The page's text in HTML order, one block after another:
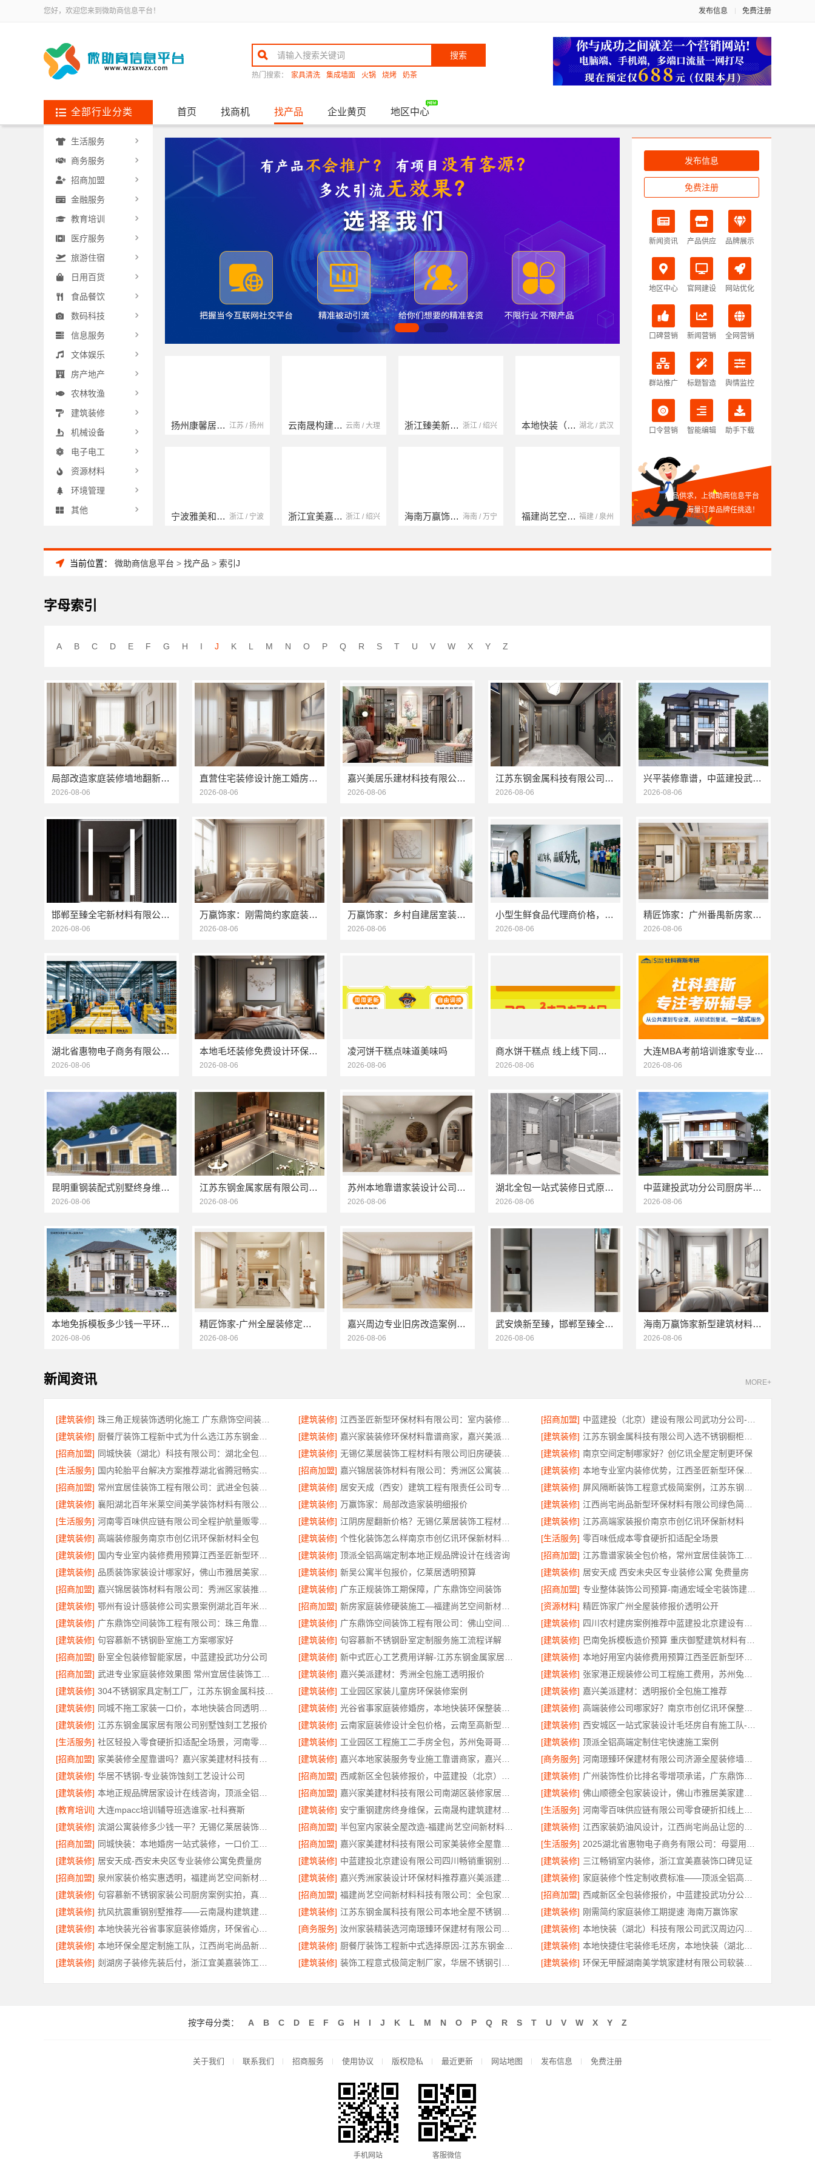
您好，欢迎您来到微助商信息平台！ 发布信息 免费注册
搜索
热门搜索： 家具清洗 集成墙面 火锅 烧烤 奶茶
全部行业分类 首页 找商机 找产品 企业黄页 地区中心
云南晟构建筑建材有限公司 云南 / 大理
浙江宜美嘉装饰工程有限公司 浙江 / 绍兴
浙江臻美新型建材有限公司 浙江 / 绍兴
海南万赢饰家新型建筑材料有限公司 海南 / 万宁
本地快装（湖北）科技有限公司 湖北 / 武汉
福建尚艺空间新材料科技有限公司 福建 / 泉州
南京玻璃镜子加工厂 江苏 / 南京
中蓝建投（北京）建设有限公司四川第一分公司 四川 / 成都
湖北省腾冠畅实业贸易有限公司 湖北 / 武汉
湖南自由家装饰工程有限公司 湖南 / 湘潭
生活服务
商务服务
招商加盟
金融服务
教育培训
医疗服务
旅游住宿
日用百货
食品餐饮
数码科技
信息服务
文体娱乐
房产地产
农林牧渔
建筑装修
机械设备
电子电工
资源材料
环境管理
其他
发布信息
免费注册
新闻资讯 产品供应 品牌展示
地区中心 官网建设 网站优化
口碑营销 新闻营销 全网营销
群站推广 标题智造 舆情监控
口令营销 智能编辑 助手下载
产品供求，上微助商信息平台
海量订单品牌任挑选！
当前位置： 微助商信息平台 > 找产品 > 索引J
字母索引
A B C D E F G H I J K L M N O P Q R S T U V W X Y Z
局部改造家庭装修墙地翻新，海南万赢饰家新型建筑材料有限公为您焕新
2026-08-06
直营住宅装修设计施工婚房选浙江臻美新型建材有限公司
2026-08-06
嘉兴美居乐建材科技有限公司_旧房改造专业施工口碑推荐
2026-08-06
江苏东钢金属科技有限公司：304不锈钢家具全国地址
2026-08-06
兴平装修靠谱，中蓝建投武功分公司全包放心
2026-08-06
邯郸至臻全宅新材料有限公司：永年焕新专业团队打造品质居家
2026-08-06
万赢饰家：刚需简约家庭装修工期提速，快速入住无忧
2026-08-06
万赢饰家：乡村自建居室装修水电规整，专业施工保障
2026-08-06
小型生鲜食品代理商价格，湖北省惠物电子商务有限公司
2026-08-06
精匠饰家：广州番禺新房家装报价参考
2026-08-06
湖北省惠物电子商务有限公司小型生鲜食品代理商价格
2026-08-06
本地毛坯装修免费设计环保信赖浙江臻美新型建材有限公司
2026-08-06
凌河饼干糕点味道美味吗
2026-08-06
商水饼干糕点 线上线下同价服务模式
2026-08-06
大连MBA考前培训谁家专业 社科赛斯考研服务人才伴您成长
2026-08-06
昆明重钢装配式别墅终身维保，云南晟构建筑建材有限公司维保
2026-08-06
江苏东钢金属家居有限公司厨餐厅新中式定制多少钱
2026-08-06
苏州本地靠谱家装设计公司拎包入住选百年豪庭新材料有限公司
2026-08-06
湖北全包一站式装修日式原木风快速——同城快装（湖北）科技有限公司
2026-08-06
中蓝建投武功分公司厨房半包装修北欧风案例
2026-08-06
本地免拆模板多少钱一平环保材料重庆御墅建筑材料有限公司
2026-08-06
精匠饰家-广州全屋装修定制专家
2026-08-06
嘉兴周边专业旧房改造案例，嘉兴美居乐建材科技有限公司
2026-08-06
武安焕新至臻，邯郸至臻全宅新材料有限公司为您服务
2026-08-06
海南万赢饰家新型建筑材料有限公司免费勘测，同城家装服务
2026-08-06
新闻资讯 MORE+
[建筑装修] [建筑装修] [招商加盟]
[建筑装修]
[建筑装修] [建筑装修]
[招商加盟]
[建筑装修] [建筑装修] 南京空间定制哪家好？创亿讯全屋定制更环保
[生活服务]
[招商加盟] [建筑装修]
[招商加盟]
[建筑装修] [建筑装修]
[建筑装修]
[建筑装修] 万赢饰家：局部改造家装明细报价 [建筑装修]
[生活服务]
[建筑装修] [建筑装修] 江苏高端家装报价南京市创亿讯环保新材料
[建筑装修] 高端装修服务南京市创亿讯环保新材料全包 [建筑装修] [生活服务] 零百味低成本零食硬折扣适配全场景
[建筑装修]
[建筑装修] 顶派全铝高端定制本地正规品牌设计在线咨询 [招商加盟]
[建筑装修]
[建筑装修] 新吴公寓半包报价，亿莱居透明预算 [建筑装修] 居安天成 西安未央区专业装修公寓 免费量房
[招商加盟]
[建筑装修] 广东正规装饰工期保障，广东鼎饰空间装饰 [招商加盟]
[建筑装修]
[招商加盟] [资源材料] 精匠饰家广州全屋装修报价透明公开
[建筑装修]
[建筑装修] [建筑装修]
[建筑装修] 句容慕新不锈钢卧室施工方案哪家好 [建筑装修] 句容慕新不锈钢卧室定制服务施工流程详解 [建筑装修]
[招商加盟] 卧室全包装修智能家居，中蓝建投武功分公司 [建筑装修] [建筑装修]
[招商加盟]
[建筑装修] 嘉兴美派建材：秀洲全包施工透明报价 [建筑装修]
[建筑装修]
[建筑装修] 工业园区家装儿童房环保装修案例 [建筑装修] 嘉兴美派建材：透明报价全包施工推荐
[建筑装修]
[建筑装修] [建筑装修]
[建筑装修] 江苏东钢金属家居有限公司别墅蚀刻工艺报价 [建筑装修] [建筑装修]
[生活服务]
[建筑装修] [建筑装修] 顶派全铝高端定制住宅快速施工案例
[招商加盟]
[建筑装修] [商务服务]
[建筑装修] 华居不锈钢-专业装饰蚀刻工艺设计公司 [招商加盟] [建筑装修]
[建筑装修]
[招商加盟] [建筑装修]
[教育培训] 大连mpacc培训辅导班选谁家-社科赛斯 [建筑装修] [生活服务]
[建筑装修]
[招商加盟] [建筑装修]
[招商加盟]
[招商加盟] [生活服务]
[建筑装修] 居安天成-西安未央区专业装修公寓免费量房 [建筑装修] [建筑装修] 三江畅销室内装修，浙江宜美嘉装饰口碑见证
[招商加盟]
[建筑装修] [建筑装修]
[建筑装修]
[招商加盟] [招商加盟]
[建筑装修]
[建筑装修] [建筑装修] 刚需简约家庭装修工期提速 海南万赢饰家
[建筑装修]
[商务服务] [建筑装修]
[建筑装修]
[建筑装修] [建筑装修]
[建筑装修]
[建筑装修] [建筑装修]
按字母分类： A B C D E F G H I J K L M N O P Q R S T U V W X Y Z
关于我们 联系我们 招商服务 使用协议 版权隐私 最近更新 网站地图 发布信息 免费注册
手机网站 客服微信